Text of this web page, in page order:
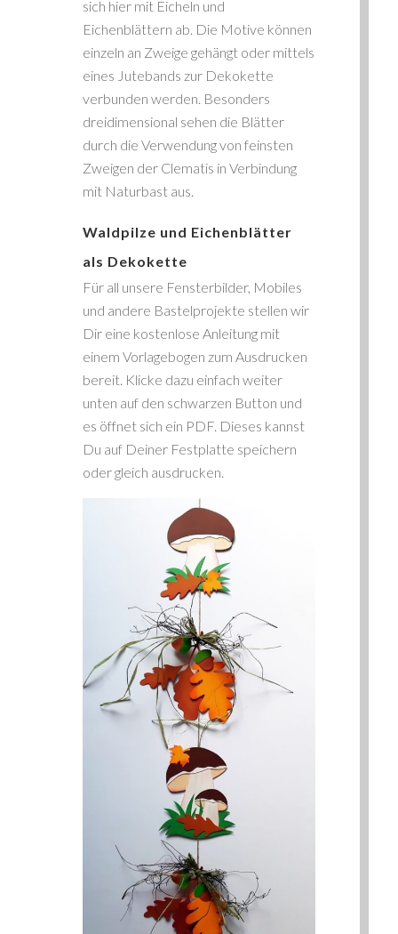
sich hier mit Eicheln und
Eichenblättern ab. Die Motive können
einzeln an Zweige gehängt oder mittels
eines Jutebands zur Dekokette
verbunden werden. Besonders
dreidimensional sehen die Blätter
durch die Verwendung von feinsten
Zweigen der Clematis in Verbindung
mit Naturbast aus.
Waldpilze und Eichenblätter
als Dekokette
Für all unsere Fensterbilder, Mobiles
und andere Bastelprojekte stellen wir
Dir eine kostenlose Anleitung mit
einem Vorlagebogen zum Ausdrucken
bereit. Klicke dazu einfach weiter
unten auf den schwarzen Button und
es öffnet sich ein PDF. Dieses kannst
Du auf Deiner Festplatte speichern
oder gleich ausdrucken.